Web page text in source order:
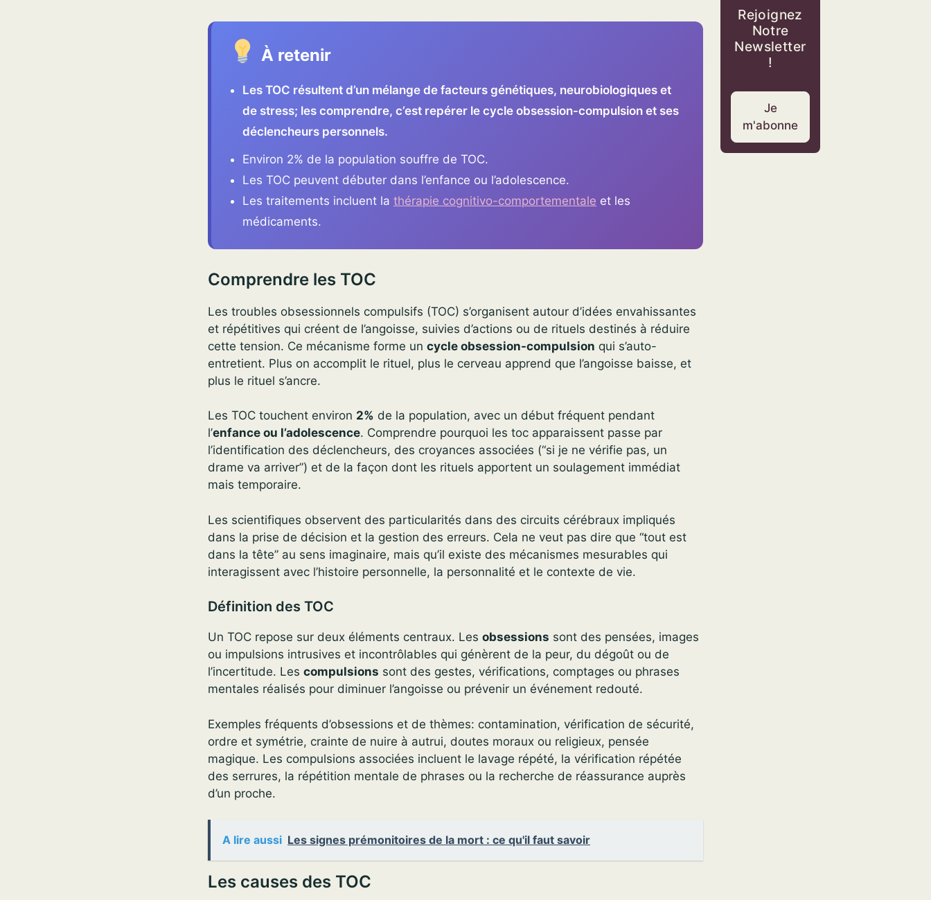
À retenir
Les TOC résultent d’un mélange de facteurs génétiques, neurobiologiques et
de stress; les comprendre, c’est repérer le cycle obsession-compulsion et ses
déclencheurs personnels.
Environ 2% de la population souffre de TOC.
Les TOC peuvent débuter dans l’enfance ou l’adolescence.
Les traitements incluent la thérapie cognitivo-comportementale et les
médicaments.
Comprendre les TOC
Les troubles obsessionnels compulsifs (TOC) s’organisent autour d’idées envahissantes
et répétitives qui créent de l’angoisse, suivies d’actions ou de rituels destinés à réduire
cette tension. Ce mécanisme forme un cycle obsession-compulsion qui s’auto-
entretient. Plus on accomplit le rituel, plus le cerveau apprend que l’angoisse baisse, et
plus le rituel s’ancre.
Les TOC touchent environ 2% de la population, avec un début fréquent pendant
l’enfance ou l’adolescence. Comprendre pourquoi les toc apparaissent passe par
l’identification des déclencheurs, des croyances associées (“si je ne vérifie pas, un
drame va arriver”) et de la façon dont les rituels apportent un soulagement immédiat
mais temporaire.
Les scientifiques observent des particularités dans des circuits cérébraux impliqués
dans la prise de décision et la gestion des erreurs. Cela ne veut pas dire que “tout est
dans la tête” au sens imaginaire, mais qu’il existe des mécanismes mesurables qui
interagissent avec l’histoire personnelle, la personnalité et le contexte de vie.
Définition des TOC
Un TOC repose sur deux éléments centraux. Les obsessions sont des pensées, images
ou impulsions intrusives et incontrôlables qui génèrent de la peur, du dégoût ou de
l’incertitude. Les compulsions sont des gestes, vérifications, comptages ou phrases
mentales réalisés pour diminuer l’angoisse ou prévenir un événement redouté.
Exemples fréquents d’obsessions et de thèmes: contamination, vérification de sécurité,
ordre et symétrie, crainte de nuire à autrui, doutes moraux ou religieux, pensée
magique. Les compulsions associées incluent le lavage répété, la vérification répétée
des serrures, la répétition mentale de phrases ou la recherche de réassurance auprès
d’un proche.
A lire aussi Les signes prémonitoires de la mort : ce qu'il faut savoir
Les causes des TOC
Rejoignez
Notre
Newsletter
!
Je
m'abonne